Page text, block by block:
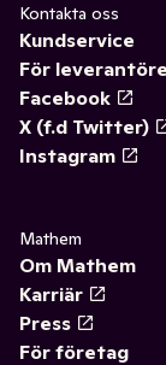
Kontakta oss
Kundservice
För
Facebook
X (f.d Twitter)
Instagram
Mathem
Om Mathem
Karriär
Press
För företag